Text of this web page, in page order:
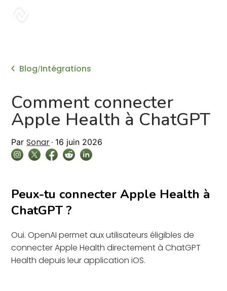
Blog/Intégrations
Comment connecter
Apple Health à ChatGPT
Par Sonar 16 juin 2026
Peux-tu connecter Apple Health à
ChatGPT ?
Oui. OpenAI permet aux utilisateurs éligibles de
connecter Apple Health directement à ChatGPT
Health depuis leur application iOS.